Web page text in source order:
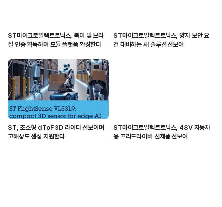
ST마이크로일렉트로닉스, 북미 및 브라
질 인증 획득하며 모듈 플랫폼 확장한다
ST마이크로일렉트로닉스, 양자 보안 요
건 대비하는 새 솔루션 선보여
ST, 초소형 dToF 3D 라이다 선보이며
고해상도 센싱 지원한다
ST마이크로일렉트로닉스, 48V 자동차
용 프리드라이버 신제품 선보여